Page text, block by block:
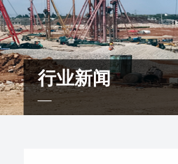
行业新闻